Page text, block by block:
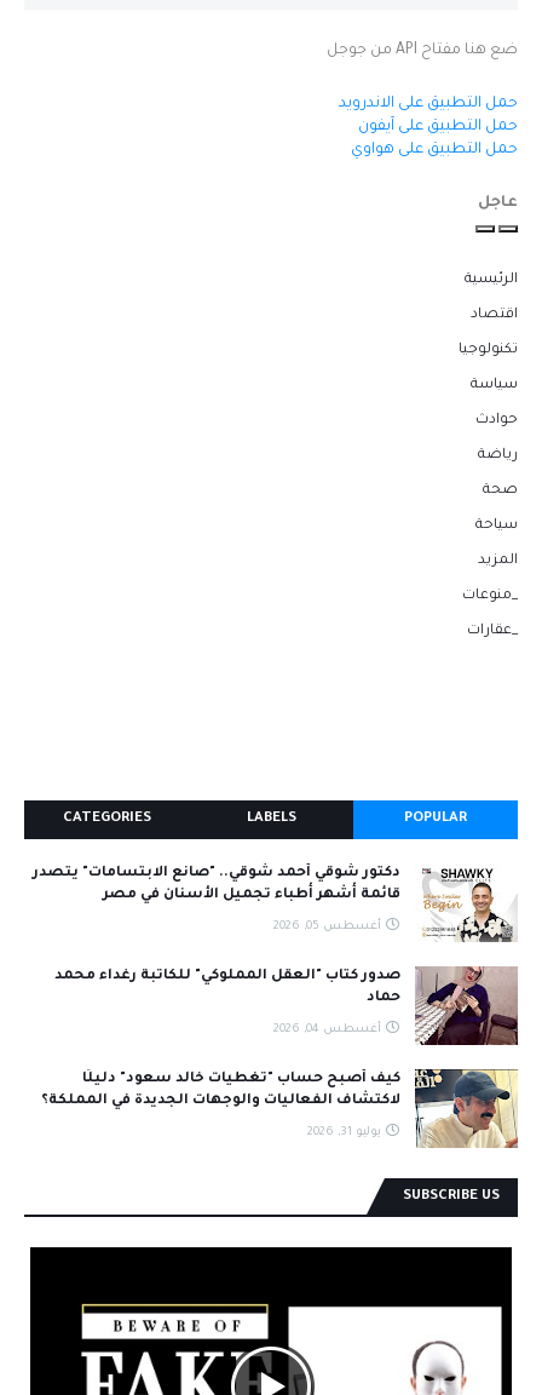
ضع هنا مفتاح API من جوجل
حمل التطبيق على الاندرويد
حمل التطبيق على آيفون
حمل التطبيق على هواوي
عاجل
الرئيسية
اقتصاد
تكنولوجيا
سياسة
حوادث
رياضة
صحة
سياحة
المزيد
_منوعات
_عقارات
POPULAR
LABELS
CATEGORIES
دكتور شوقي أحمد شوقي.. "صانع الابتسامات" يتصدر
قائمة أشهر أطباء تجميل الأسنان في مصر
أغسطس 05, 2026
صدور كتاب "العقل المملوكي" للكاتبة رغداء محمد
حماد
أغسطس 04, 2026
كيف أصبح حساب "تغطيات خالد سعود" دليلًا
لاكتشاف الفعاليات والوجهات الجديدة في المملكة؟
يوليو 31, 2026
SUBSCRIBE US